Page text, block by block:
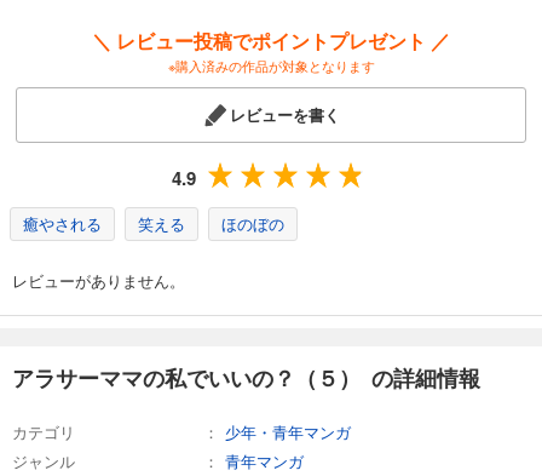
＼ レビュー投稿でポイントプレゼント ／
※購入済みの作品が対象となります
レビューを書く
4.9
癒やされる 笑える ほのぼの
レビューがありません。
アラサーママの私でいいの？（５） の詳細情報
カテゴリ
少年・青年マンガ
ジャンル
青年マンガ